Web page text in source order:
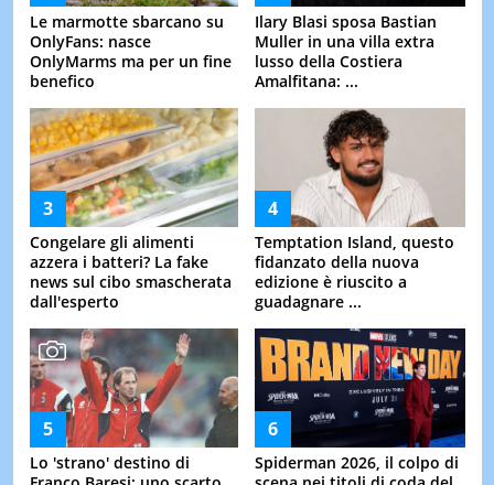
Le marmotte sbarcano su
OnlyFans: nasce
OnlyMarms ma per un fine
benefico
Ilary Blasi sposa Bastian
Muller in una villa extra
lusso della Costiera
Amalfitana: ...
Congelare gli alimenti
azzera i batteri? La fake
news sul cibo smascherata
dall'esperto
Temptation Island, questo
fidanzato della nuova
edizione è riuscito a
guadagnare ...
Lo 'strano' destino di
Spiderman 2026, il colpo di